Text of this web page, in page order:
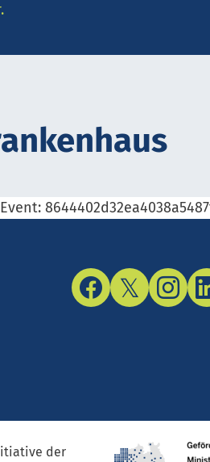
FacebookTwitter/X
der